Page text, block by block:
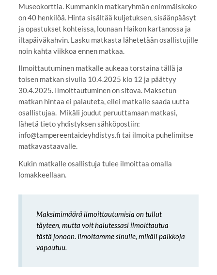
Museokorttia. Kummankin matkaryhmän enimmäiskoko
on 40 henkilöä. Hinta sisältää kuljetuksen, sisäänpääsyt
ja opastukset kohteissa, lounaan Haikon kartanossa ja
iltapäiväkahvin. Lasku matkasta lähetetään osallistujille
noin kahta viikkoa ennen matkaa.
Ilmoittautuminen matkalle aukeaa torstaina tällä ja
toisen matkan sivulla 10.4.2025 klo 12 ja päättyy
30.4.2025. Ilmoittautuminen on sitova. Maksetun
matkan hintaa ei palauteta, ellei matkalle saada uutta
osallistujaa. Mikäli joudut peruuttamaan matkasi,
lähetä tieto yhdistyksen sähköpostiin:
info@tampereentaideyhdistys.fi tai ilmoita puhelimitse
matkavastaavalle.
Kukin matkalle osallistuja tulee ilmoittaa omalla
lomakkeellaan.
Maksimimäärä ilmoittautumisia on tullut
täyteen, mutta voit halutessasi ilmoittautua
tästä jonoon. Ilmoitamme sinulle, mikäli paikkoja
vapautuu.